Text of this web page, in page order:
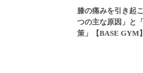
膝の痛みを引き起
つの主な原因」と
策」【BASE GYM】